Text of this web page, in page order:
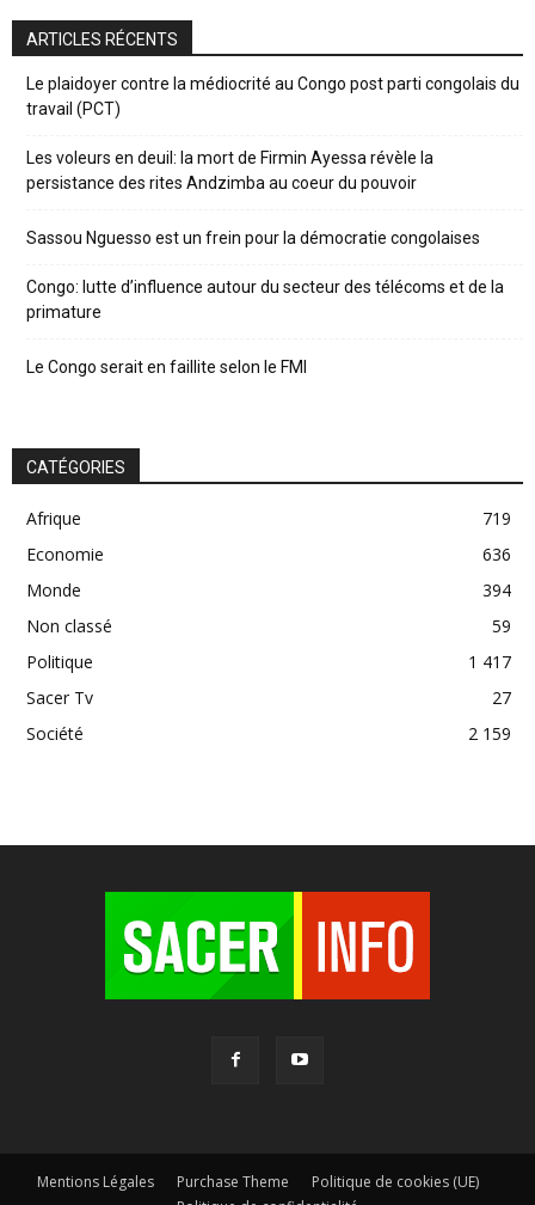
ARTICLES RÉCENTS
Le plaidoyer contre la médiocrité au Congo post parti congolais du
travail (PCT)
Les voleurs en deuil: la mort de Firmin Ayessa révèle la
persistance des rites Andzimba au coeur du pouvoir
Sassou Nguesso est un frein pour la démocratie congolaises
Congo: lutte d’influence autour du secteur des télécoms et de la
primature
Le Congo serait en faillite selon le FMI
CATÉGORIES
Afrique
719
Economie
636
Monde
394
Non classé
59
Politique
1 417
Sacer Tv
27
Société
2 159
Mentions Légales Purchase Theme
Politique de cookies (UE)